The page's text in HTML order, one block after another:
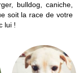
bulldog, caniche,
soit la race de votre
lui !